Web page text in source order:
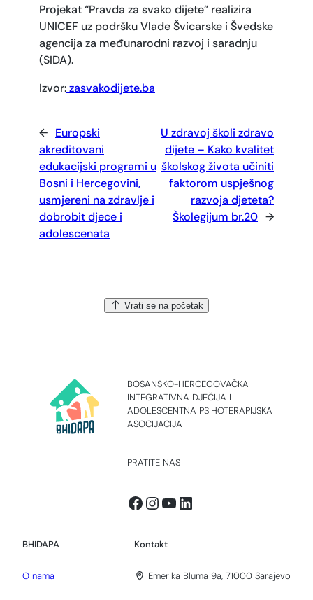
Projekat “Pravda za svako dijete” realizira
UNICEF uz podršku Vlade Švicarske i Švedske
agencija za međunarodni razvoj i saradnju
(SIDA).
Izvor:zasvakodijete.ba
← Europski
akreditovani
edukacijski programi u
Bosni i Hercegovini,
usmjereni na zdravlje i
dobrobit djece i
adolescenata
U zdravoj školi zdravo
dijete – Kako kvalitet
školskog života učiniti
faktorom uspješnog
razvoja djeteta?
Školegijum br.20 →
Vrati se na početak
BOSANSKO-HERCEGOVAČKA
INTEGRATIVNA DJEČIJA I
ADOLESCENTNA PSIHOTERAPIJSKA
ASOCIJACIJA
PRATITE NAS
Facebook
Instagram
YouTube
LinkedIn
BHIDAPA
O nama
Kontakt
Emerika Bluma 9a, 71000 Sarajevo